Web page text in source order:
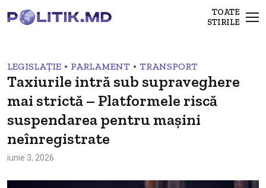
TOATE
STIRILE
LEGISLAȚIE • PARLAMENT • TRANSPORT
Taxiurile intră sub supraveghere
mai strictă – Platformele riscă
suspendarea pentru mașini
neînregistrate
iunie 3, 2026